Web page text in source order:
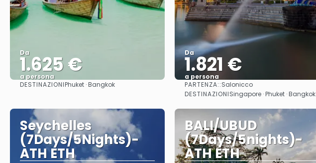
Da
1.625 €
a persona
Vedere
DESTINAZIONIPhuket · Bangkok
Da
1.821 €
a persona
Vedere
PARTENZA::Salonicco
DESTINAZIONISingapore · Phuket · Bangkok
Seychelles
(7Days/5Nights)-
ATH ETH
BALI/UBUD
(7Days/5nights)-
ATH ETH